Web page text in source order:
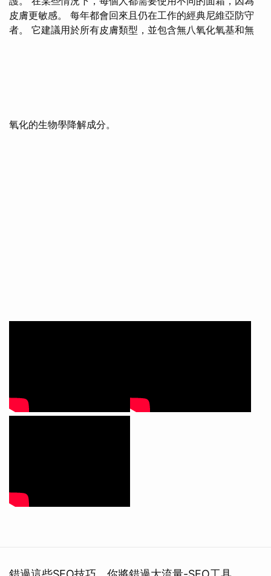
皮膚更敏感。 每年都會回來且仍在工作的經典尼維亞防守
者。 它建議用於所有皮膚類型，並包含無八氧化氧基和無
氧化的生物學降解成分。